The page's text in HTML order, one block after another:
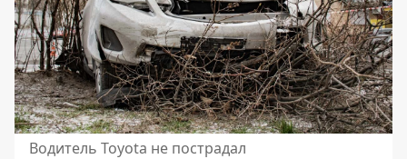
Водитель Toyota не пострадал